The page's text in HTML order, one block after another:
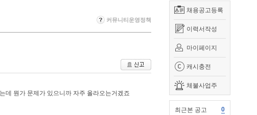
채용공고등록
이력서작성
마이페이지
캐시충전
체불사업주
최근본 공고 0
커뮤니티운영정책
데 뭔가 문제가 있으니까 자주 올라오는거겠죠